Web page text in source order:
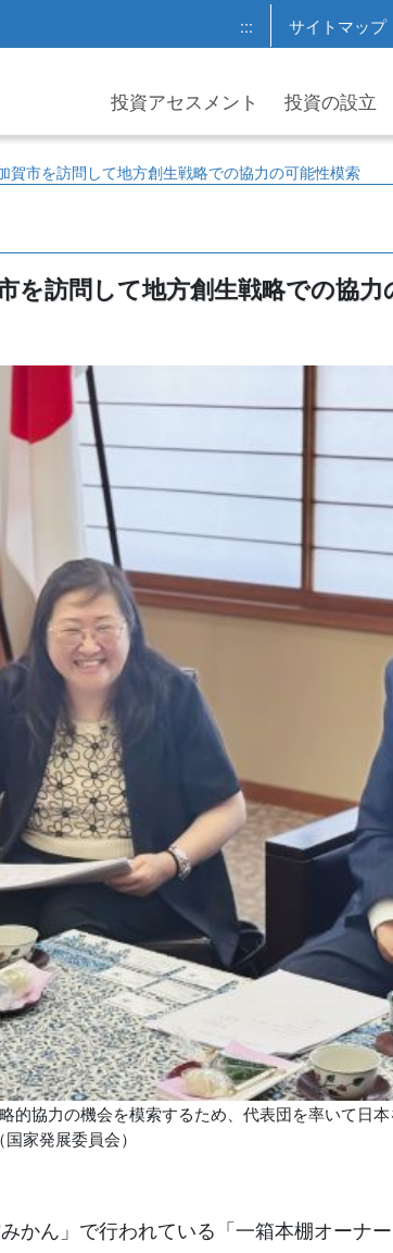
::: サイトマップ
投資アセスメント 投資の設立
賀市を訪問して地方創生戦略での協力の可能性模索
を訪問して地方創生戦略での協力
協力の機会を模索するため、代表団を率いて日
家発展委員会）
ん」で行われている「一箱本棚オーナー